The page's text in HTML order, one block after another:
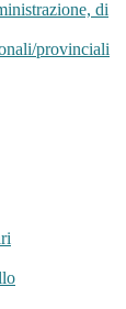
di
provinciali